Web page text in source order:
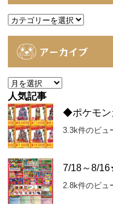
カ
アーカイブ
ア
ー
カ
イ
ブ
人気記事
◆ポケモン
3.3k件のビュ
7/18～8/
2.8k件のビュ